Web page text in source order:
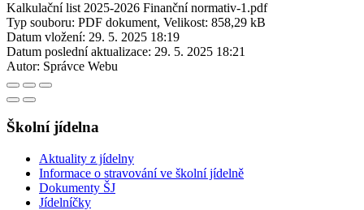
Kalkulační list 2025-2026 Finanční normativ-1.pdf
Typ souboru: PDF dokument, Velikost: 858,29 kB
Datum vložení: 29. 5. 2025 18:19
Datum poslední aktualizace: 29. 5. 2025 18:21
Autor: Správce Webu
Školní jídelna
Aktuality z jídelny
Informace o stravování ve školní jídelně
Dokumenty ŠJ
Jídelníčky